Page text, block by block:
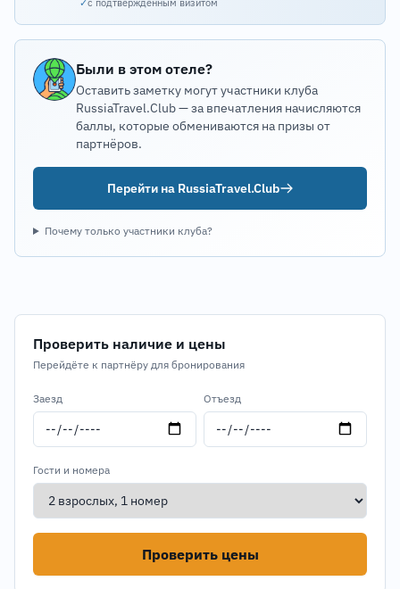
✓с подтверждённым визитом
Были в этом отеле?
Оставить заметку могут участники клуба
RussiaTravel.Club — за впечатления начисляются
баллы, которые обмениваются на призы от
партнёров.
Перейти на RussiaTravel.Club
Почему только участники клуба?
Проверить наличие и цены
Перейдёте к партнёру для бронирования
Заезд Отъезд
Гости и номера
Проверить цены